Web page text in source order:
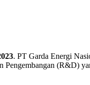
. PT Garda Energi
Pengembangan (R&D)